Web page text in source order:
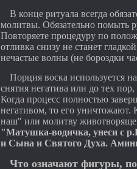
В конце ритуала всегда
молитвы. Обязательно помыть
Повторяете процедуру по
отливка снизу не станет
нечастые волны (не бороздки
Порция воска используется
снятия негатива или до тех
Когда процесс полностью
негативом, то его
наш" или молитву
"Матушка-водичка, унеси с
и Сына и Святого Духа.
Что означают фигуры,